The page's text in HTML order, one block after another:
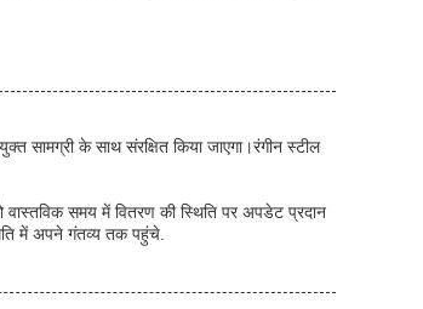
सामग्री के साथ संरक्षित किया जाएगा।रंगीन स्टील
समय में वितरण की स्थिति पर अपडेट प्रदान
में अपने गंतव्य तक पहुंचे.